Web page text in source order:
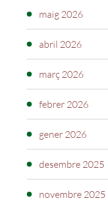
maig 2026
abril 2026
març 2026
febrer 2026
gener 2026
desembre 2025
novembre 2025